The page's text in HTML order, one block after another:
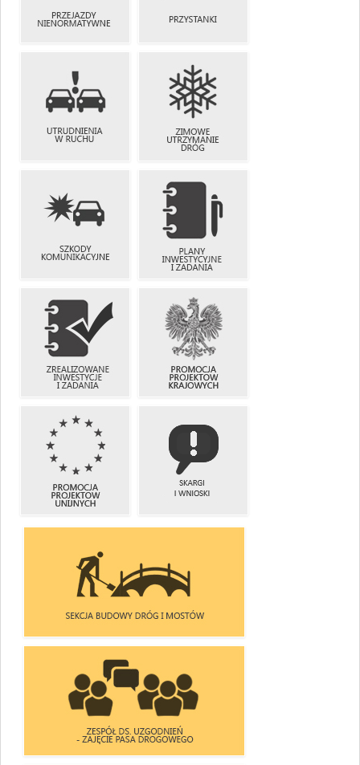
PRZEJAZDY
NIENORMATYWNE
PRZYSTANKI
UTRUDNIENIA
W RUCHU
ZIMOWE
UTRZYMANIE
DRÓG
SZKODY
KOMUNIKACYJNE
PLANY
INWESTYCYJNE
I ZADANIA
ZREALIZOWANE
INWESTYCJE
I ZADANIA
PROMOCJA
PROJEKTÓW
KRAJOWYCH
PROMOCJA
PROJEKTÓW
UNIJNYCH
I WNIOSKI
SEKCJA BUDOWY DRÓG I MOSTÓW